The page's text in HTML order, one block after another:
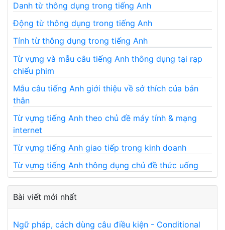
Danh từ thông dụng trong tiếng Anh
Động từ thông dụng trong tiếng Anh
Tính từ thông dụng trong tiếng Anh
Từ vựng và mẫu câu tiếng Anh thông dụng tại rạp
chiếu phim
Mẫu câu tiếng Anh giới thiệu về sở thích của bản
thân
Từ vựng tiếng Anh theo chủ đề máy tính & mạng
internet
Từ vựng tiếng Anh giao tiếp trong kinh doanh
Từ vựng tiếng Anh thông dụng chủ đề thức uống
Bài viết mới nhất
Ngữ pháp, cách dùng câu điều kiện - Conditional